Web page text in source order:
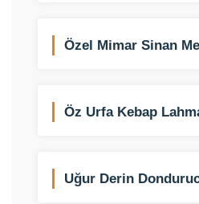
Özel Mimar Sinan
Öz Urfa Kebap
Uğur Derin